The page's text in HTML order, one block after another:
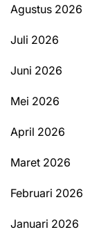
Agustus 2026
Juli 2026
Juni 2026
Mei 2026
April 2026
Maret 2026
Februari 2026
Januari 2026